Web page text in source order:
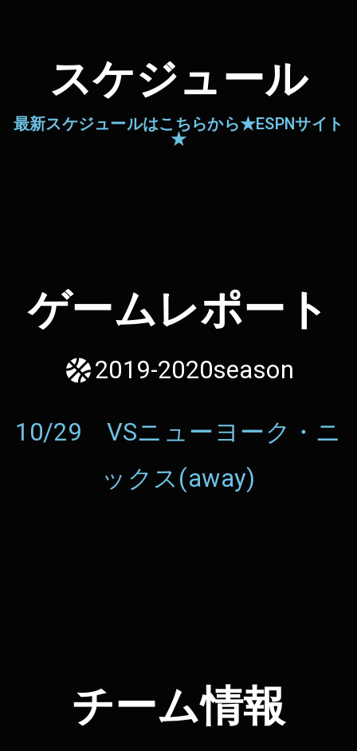
スケジュール
最新スケジュールはこちらから★ESPNサイト
★
ゲームレポート
2019-2020season
10/29 VSニューヨーク・ニ
ックス(away)
チーム情報